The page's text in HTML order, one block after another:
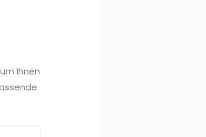
Ihnen